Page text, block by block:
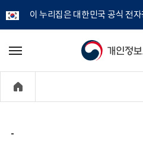
이 누리집은 대한민국 공식 전
개
정
메
기
-